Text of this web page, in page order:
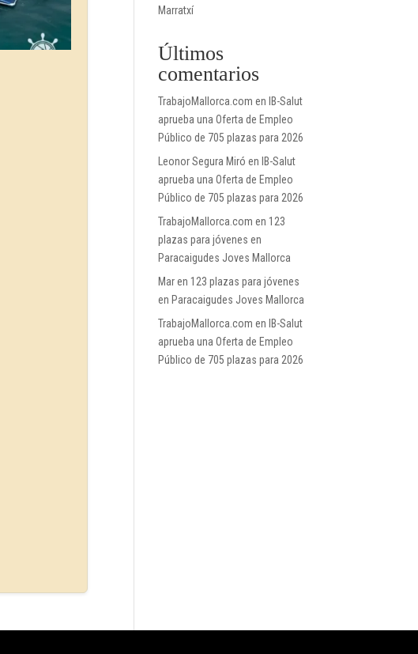
Marratxí
Últimos
comentarios
TrabajoMallorca.com en IB-Salut
aprueba una Oferta de Empleo
Público de 705 plazas para 2026
Leonor Segura Miró en IB-Salut
aprueba una Oferta de Empleo
Público de 705 plazas para 2026
TrabajoMallorca.com en 123
plazas para jóvenes en
Paracaigudes Joves Mallorca
Maren 123 plazas para jóvenes
en Paracaigudes Joves Mallorca
TrabajoMallorca.com en IB-Salut
aprueba una Oferta de Empleo
Público de 705 plazas para 2026